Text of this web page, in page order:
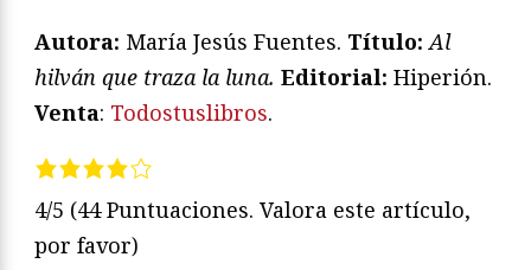
Autora: María Jesús Fuentes. Título: Al
hilván que traza la luna. Editorial: Hiperión.
Venta: Todostuslibros.
4/5 (44 Puntuaciones. Valora este artículo,
por favor)